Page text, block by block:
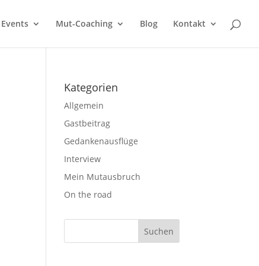
Events Mut-Coaching Blog Kontakt
Kategorien
Allgemein
Gastbeitrag
Gedankenausflüge
Interview
Mein Mutausbruch
On the road